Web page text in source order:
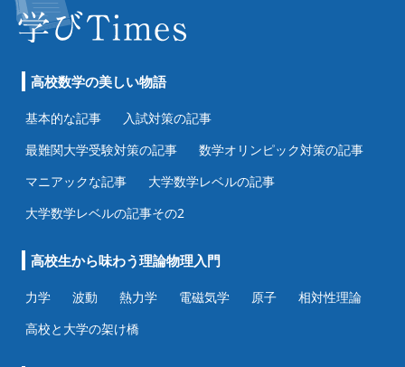
高校数学の美しい物語
基本的な記事
入試対策の記事
最難関大学受験対策の記事
数学オリンピック対策の記事
マニアックな記事
大学数学レベルの記事
大学数学レベルの記事その2
高校生から味わう理論物理入門
力学 波動 熱力学 電磁気学 原子
相対性理論
高校と大学の架け橋